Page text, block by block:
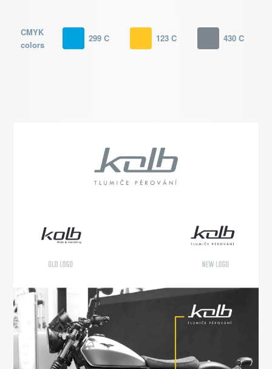
CMYK
colors
299 C 123 C 430 C